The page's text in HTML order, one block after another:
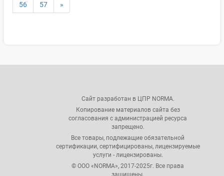
56 57 »
Сайт разработан в ЦПР NORMA.
Копирование материалов сайта без
согласования с администрацией ресурса
запрещено.
Все товары, подлежащие обязательной
сертификации, сертифицированы, лицензируемые
услуги - лицензированы.
© ООО «NORMA», 2017-2025г. Все права
защищены.